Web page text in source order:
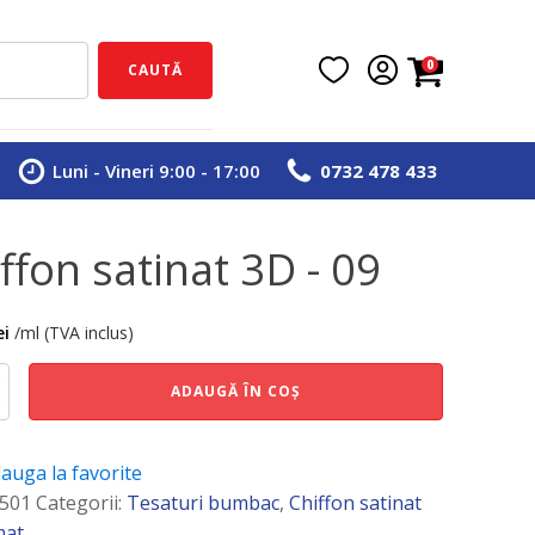
CAUTĂ 0
Luni - Vineri 9:00 - 17:00 0732 478 433
satinat 3D - 09
/ml (TVA inclus)
ADAUGĂ ÎN COȘ
la favorite
Categorii: Tesaturi bumbac,Chiffon satinat